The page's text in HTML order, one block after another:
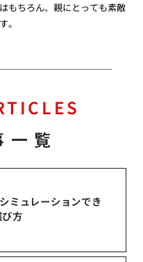
もちろん、親にとっても素敵
。
一覧
ミュレーションでき
方